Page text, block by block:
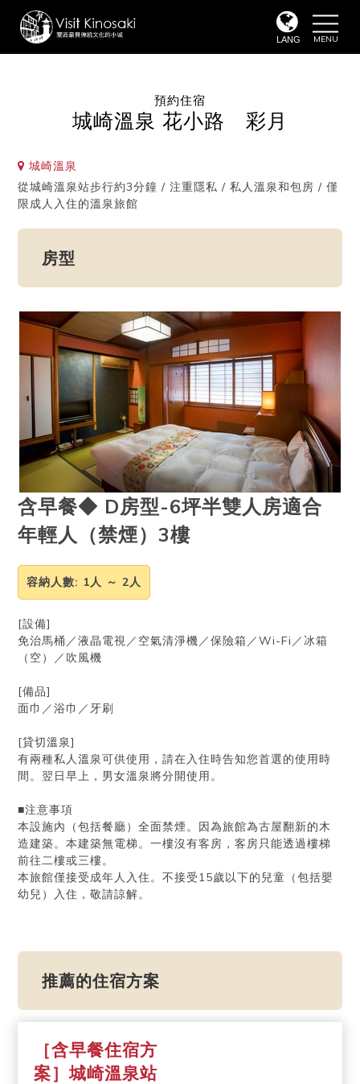
LANG
toggle
預約住宿
城崎溫泉 花小路 彩月
城崎溫泉
從城崎溫泉站步行約3分鐘 / 注重隱私 / 私人溫泉和包房 / 僅
限成人入住的溫泉旅館
房型
含早餐◆ D房型-6坪半雙人房適合
年輕人（禁煙）3樓
容納人數: 1人 ～ 2人
[設備]
免治馬桶／液晶電視／空氣清淨機／保險箱／Wi-Fi／冰箱
（空）／吹風機
[備品]
面巾／浴巾／牙刷
[貸切溫泉]
有兩種私人溫泉可供使用，請在入住時告知您首選的使用時
間。翌日早上，男女溫泉將分開使用。
■注意事項
本設施內（包括餐廳）全面禁煙。因為旅館為古屋翻新的木
造建築。本建築無電梯。一樓沒有客房，客房只能透過樓梯
前往二樓或三樓。
本旅館僅接受成年人入住。不接受15歲以下的兒童（包括嬰
幼兒）入住，敬請諒解。
推薦的住宿方案
［含早餐住宿方
案］城崎溫泉站